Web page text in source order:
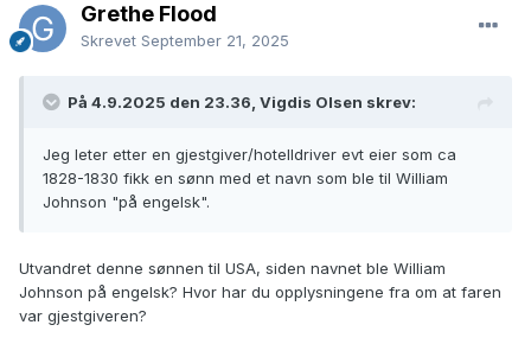
Grethe Flood
Skrevet September 21, 2025
På 4.9.2025 den 23.36, Vigdis Olsen skrev:
Jeg leter etter en gjestgiver/hotelldriver evt eier som ca
1828-1830 fikk en sønn med et navn som ble til William
Johnson "på engelsk".
Utvandret denne sønnen til USA, siden navnet ble William
Johnson på engelsk? Hvor har du opplysningene fra om at faren
var gjestgiveren?